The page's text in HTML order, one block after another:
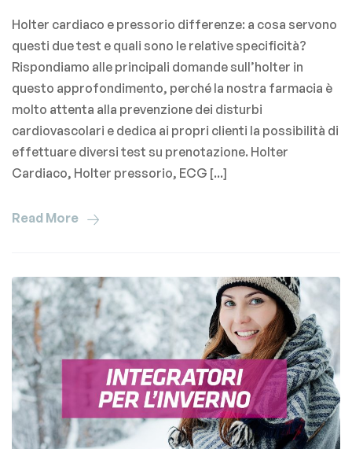
Holter cardiaco e pressorio differenze: a cosa servono
questi due test e quali sono le relative specificità?
Rispondiamo alle principali domande sull’holter in
questo approfondimento, perché la nostra farmacia è
molto attenta alla prevenzione dei disturbi
cardiovascolari e dedica ai propri clienti la possibilità di
effettuare diversi test su prenotazione. Holter
Cardiaco, Holter pressorio, ECG [...]
Read More